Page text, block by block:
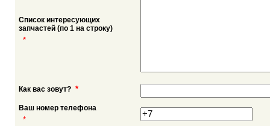
Список интересующих
запчастей (по 1 на строку)
*
Как вас зовут? *
Ваш номер телефона
*